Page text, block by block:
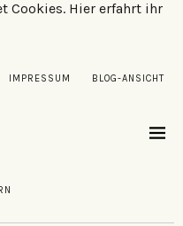
Cookies. Hier erfahrt ihr
IMPRESSUM BLOG-ANSICHT